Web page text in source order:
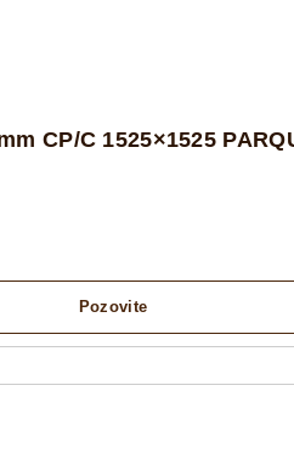
CP/C 1525×1525
Pozovite